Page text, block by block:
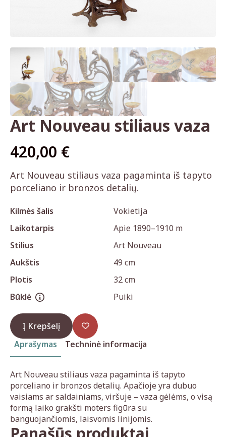
Art Nouveau stiliaus vaza
420,00 €
Art Nouveau stiliaus vaza pagaminta iš tapyto
porceliano ir bronzos detalių.
Kilmės šalis
Vokietija
Laikotarpis
Apie 1890–1910 m
Stilius
Art Nouveau
Aukštis
49 cm
Plotis
32 cm
Būklė
Puiki
Į Krepšelį
Aprašymas
Techninė informacija
Art Nouveau stiliaus vaza pagaminta iš tapyto
porceliano ir bronzos detalių. Apačioje yra dubuo
vaisiams ar saldainiams, viršuje – vaza gėlėms, o visą
formą laiko grakšti moters figūra su
banguojančiomis, laisvomis linijomis.